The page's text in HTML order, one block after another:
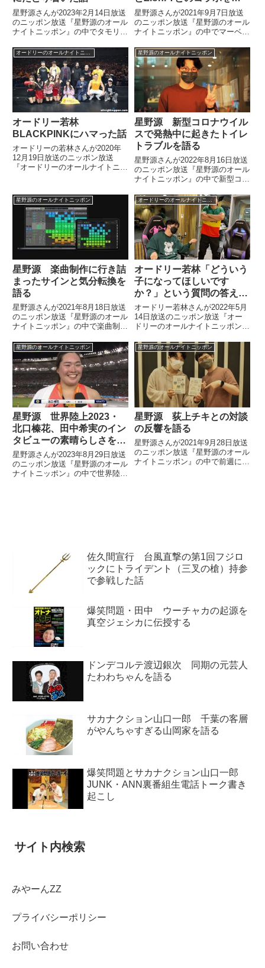
星野源さんが2023年2月14日放送
のニッポン放送『星野源のオール
ナイトニッポン』の中でタモリさ
や養老孟司さんとの対談について
トーク。昨年からずっと考え続け
てきたことに対するひとつの答え
にたどり着いたという話をしてい
ました。
る
星野源さんが2021年9月7日放送
のニッポン放送『星野源のオール
ナイトニッポン』の中でマーベル
グスの伝説』のインスパイアード
アルバムにZion.Tとのコラボ楽曲
が収録された件について話してい
ました。
オードリーのオールナイトニッポン
オードリー若林
BLACKPINKにハマった話
オードリーの若林さんが2020年
12月19日放送のニッポン放送
『オードリーのオールナイトニッ
年前のライブで共演した際の思い
出などについて話していました。
（若林正恭）そういえば俺...
星野源のオールナイトニッポン
星野源 新型コロナウイル
スで発熱中に起きたトイレ
トラブルを語る
星野源さんが2022年8月16日放送
のニッポン放送『星野源のオール
ナイトニッポン』の中で新型コロ
養していた期間についてトーク。
発熱し、意識が朦朧とする中で迎
えた最大の危機について、話して
いました。
星野源のオールナイトニッポン
星野源 楽曲制作に行き詰
まったサインと気分転換を
語る
星野源さんが2021年8月18日放送
のニッポン放送『星野源のオール
ナイトニッポン』の中で楽曲制作
トーク。作業が行き詰まってきた
際に出るサインや、気分転換の方
法などについて話していました。
オードリーのオールナイトニッポン
オードリー若林「どういう
子になってほしいです
か？」という質問の答えを
考える
オードリー若林さんが2022年5月
14日放送のニッポン放送『オー
ドリーのオールナイトニッポン』
れがちな質問「どういう子になっ
てほしいですか？」について、そ
の答えを春日さんと考えていまし
た。
星野源のオールナイトニッポン
星野源 世界陸上2023・
北口榛花、田中希実のイン
タビューの素晴らしさを語
る
星野源さんが2023年8月29日放送
のニッポン放送『星野源のオール
ナイトニッポン』の中で世界陸上
星野源のオールナイトニッポン
星野源 荻上チキとの対談
の反響を語る
星野源さんが2021年9月28日放送
のニッポン放送『星野源のオール
ナイトニッポン』の中で前週に行
佐久間宣行 台風直撃の第1回フジロ
ックにトライデント（三叉の槍）持参
で参戦した話
爆笑問題・田中 ウーチャカの起源を
真空ジェシカに伝授する
ドンデコルテ渡辺銀次 同期の元芸人
たわわちゃんを語る
サカナクション山口一郎 千葉の客層
がやんちゃすぎる山岡家を語る
爆笑問題とサカナクション山口一郎
JUNK・ANN裏番組生電話トーク書き
起こし
サイト内検索
みやーんZZ
プライバシーポリシー
お問い合わせ